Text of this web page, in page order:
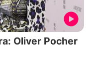
Oliver Pocher